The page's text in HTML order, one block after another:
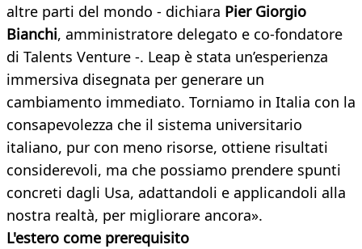
altre parti del mondo - dichiara Pier Giorgio
Bianchi, amministratore delegato e co-fondatore
di Talents Venture -. Leap è stata un’esperienza
immersiva disegnata per generare un
cambiamento immediato. Torniamo in Italia con la
consapevolezza che il sistema universitario
italiano, pur con meno risorse, ottiene risultati
considerevoli, ma che possiamo prendere spunti
concreti dagli Usa, adattandoli e applicandoli alla
nostra realtà, per migliorare ancora».
L'estero come prerequisito